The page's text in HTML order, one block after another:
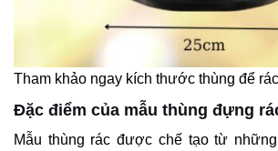
Tham khảo ngay kích thước thùng để
Đặc điểm của mẫu thùng đựng
Mẫu thùng rác được chế tạo từ